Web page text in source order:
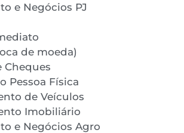
e Negócios PJ
de moeda)
Cheques
Pessoa Física
de Veículos
Imobiliário
e Negócios Agro